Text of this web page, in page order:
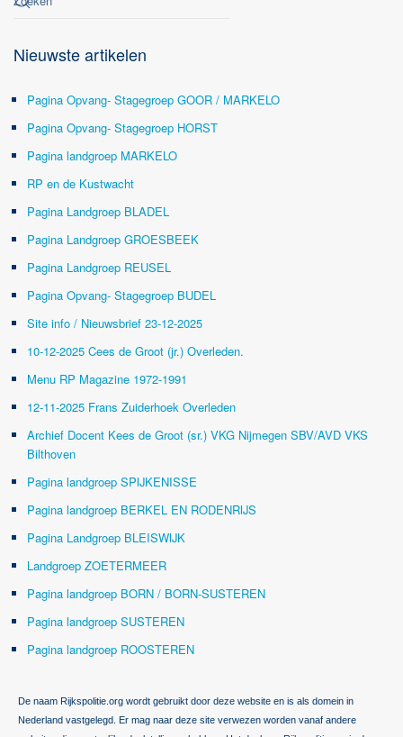
Nieuwste artikelen
Pagina Opvang- Stagegroep GOOR / MARKELO
Pagina Opvang- Stagegroep HORST
Pagina landgroep MARKELO
RP en de Kustwacht
Pagina Landgroep BLADEL
Pagina Landgroep GROESBEEK
Pagina Landgroep REUSEL
Pagina Opvang- Stagegroep BUDEL
Site info / Nieuwsbrief 23-12-2025
10-12-2025 Cees de Groot (jr.) Overleden.
Menu RP Magazine 1972-1991
12-11-2025 Frans Zuiderhoek Overleden
Archief Docent Kees de Groot (sr.) VKG Nijmegen SBV/AVD VKS
Bilthoven
Pagina landgroep SPIJKENISSE
Pagina landgroep BERKEL EN RODENRIJS
Pagina Landgroep BLEISWIJK
Landgroep ZOETERMEER
Pagina landgroep BORN / BORN-SUSTEREN
Pagina landgroep SUSTEREN
Pagina landgroep ROOSTEREN
De naam Rijkspolitie.org wordt gebruikt door deze website en is als domein in
Nederland vastgelegd. Er mag naar deze site verwezen worden vanaf andere